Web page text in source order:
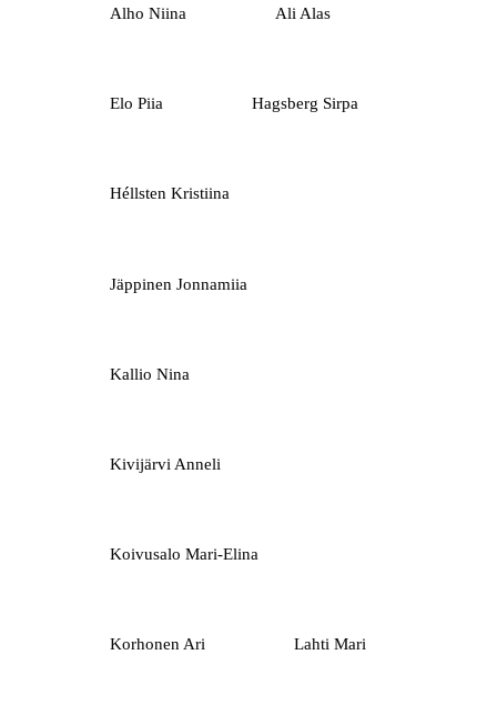
Alho Niina Ali Alas
Elo Piia Hagsberg Sirpa
Héllsten Kristiina
Jäppinen Jonnamiia
Kallio Nina
Kivijärvi Anneli
Koivusalo Mari-Elina
Korhonen Ari Lahti Mari